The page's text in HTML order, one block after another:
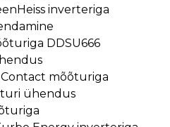
inverteriga
DDSU666
mõõturiga
ühendus